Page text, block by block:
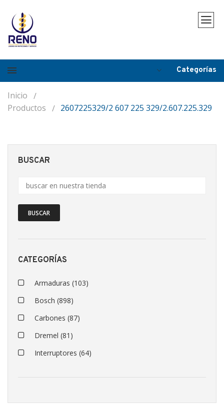
Categorías
Inicio
Productos
2607225329/2 607 225 329/2.607.225.329
BUSCAR
BUSCAR
CATEGORÍAS
Armaduras (103)
Bosch (898)
Carbones (87)
Dremel (81)
Interruptores (64)